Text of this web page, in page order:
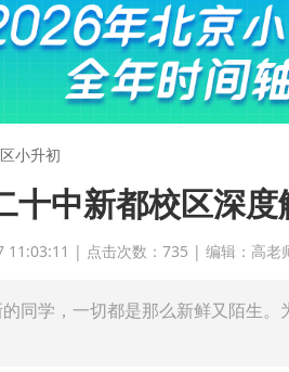
小升初
十中新都校区深度
11:03:11 | 点击次数：735 | 编辑：高老
同学，一切都是那么新鲜又陌生